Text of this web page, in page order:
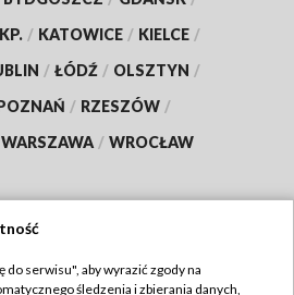
/ KATOWICE / KIELCE /
/ ŁÓDŹ / OLSZTYN /
/ RZESZÓW /
WARSZAWA / WROCŁAW
serwisu", aby wyrazić zgody na
śledzenia i zbierania danych,